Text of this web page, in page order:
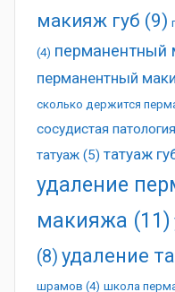
макияж губ (9)
(4) перманентный
перманентный
сколько держится
сосудистая
татуаж (5) татуаж
удаление
макияжа (11)
(8) удаление
шрамов (4) школа